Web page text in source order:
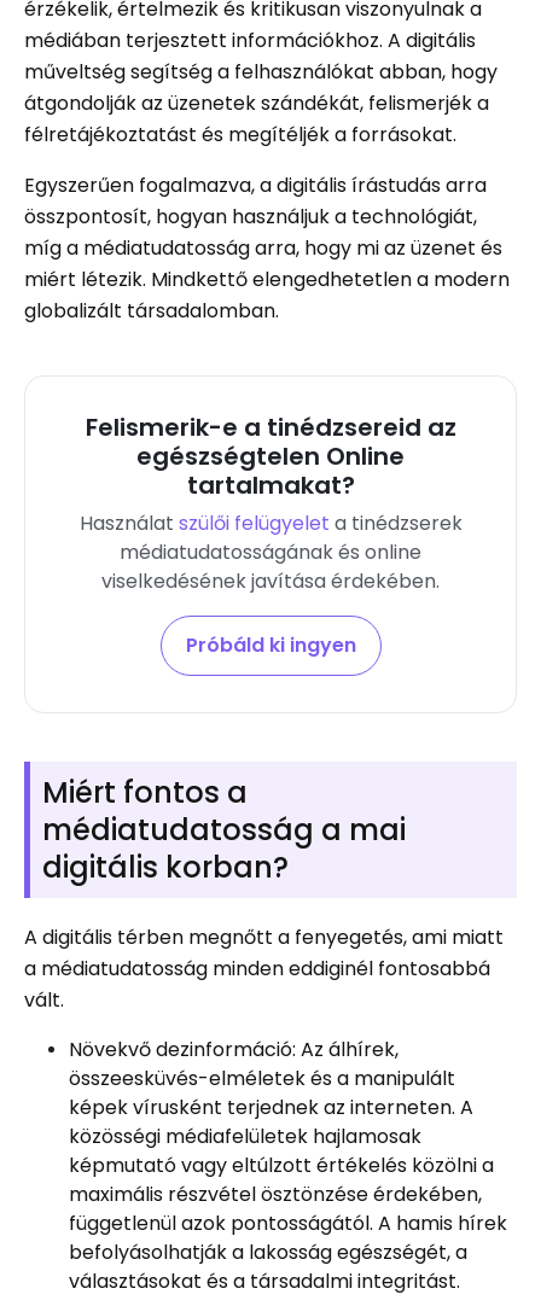
érzékelik, értelmezik és kritikusan viszonyulnak a
médiában terjesztett információkhoz. A digitális
műveltség segítség a felhasználókat abban, hogy
átgondolják az üzenetek szándékát, felismerjék a
félretájékoztatást és megítéljék a forrásokat.
Egyszerűen fogalmazva, a digitális írástudás arra
összpontosít, hogyan használjuk a technológiát,
míg a médiatudatosság arra, hogy mi az üzenet és
miért létezik. Mindkettő elengedhetetlen a modern
globalizált társadalomban.
Felismerik-e a tinédzsereid az
egészségtelen Online
tartalmakat?
Használat szülői felügyelet a tinédzserek
médiatudatosságának és online
viselkedésének javítása érdekében.
Próbáld ki ingyen
Miért fontos a
médiatudatosság a mai
digitális korban?
A digitális térben megnőtt a fenyegetés, ami miatt
a médiatudatosság minden eddiginél fontosabbá
vált.
Növekvő dezinformáció: Az álhírek,
összeesküvés-elméletek és a manipulált
képek vírusként terjednek az interneten. A
közösségi médiafelületek hajlamosak
képmutató vagy eltúlzott értékelés közölni a
maximális részvétel ösztönzése érdekében,
függetlenül azok pontosságától. A hamis hírek
befolyásolhatják a lakosság egészségét, a
választásokat és a társadalmi integritást.